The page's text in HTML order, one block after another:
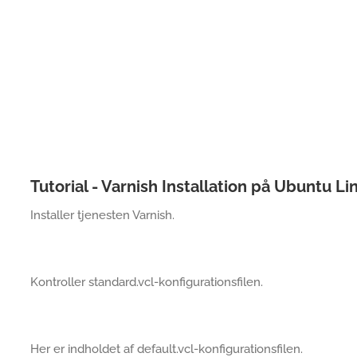
Tutorial - Varnish Installation på Ubuntu
Installer tjenesten Varnish.
Kontroller standard.vcl-konfigurationsfilen.
Her er indholdet af default.vcl-konfigurationsfilen.